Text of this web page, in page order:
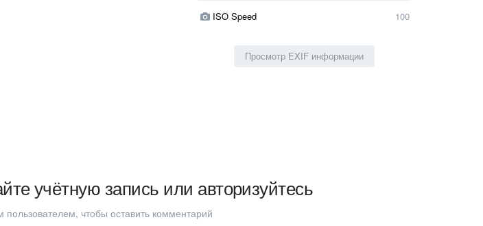
ISO Speed 100
Просмотр EXIF информации
учётную запись или авторизуйтесь
чтобы оставить комментарий